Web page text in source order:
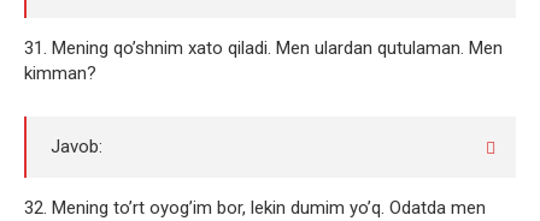
31. Mening qo’shnim xato qiladi. Men ulardan qutulaman. Men
kimman?
Javob:
32. Mening to’rt oyog’im bor, lekin dumim yo’q. Odatda men